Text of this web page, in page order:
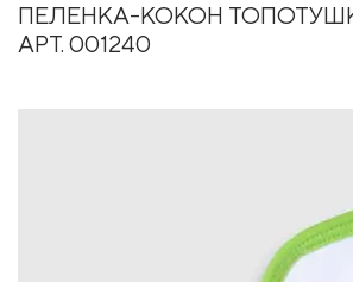
ПЕЛЕНКА-КОКОН
АРТ. 001240